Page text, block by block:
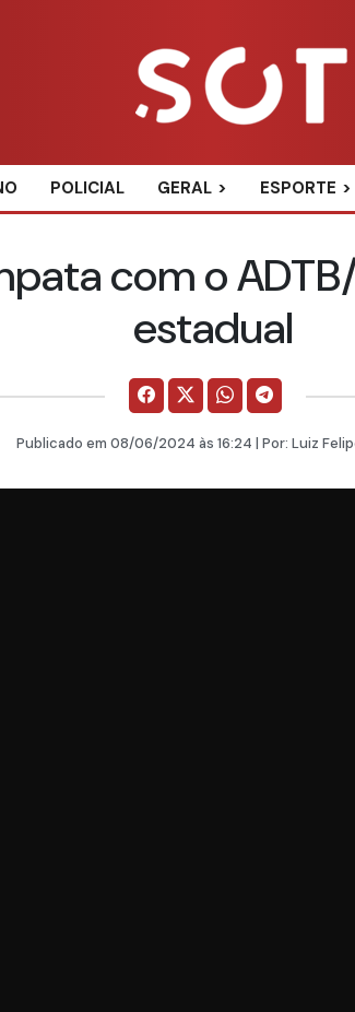
POLICIAL GERAL ESPORTE
com o
estadual
Publicado em 08/06/2024 às 16:24 | Por: Luiz